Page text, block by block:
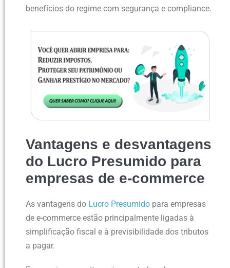
benefícios do regime com segurança e compliance.
Vantagens e desvantagens
do Lucro Presumido para
empresas de e-commerce
As vantagens do Lucro Presumido para empresas
de e-commerce estão principalmente ligadas à
simplificação fiscal e à previsibilidade dos tributos
a pagar.